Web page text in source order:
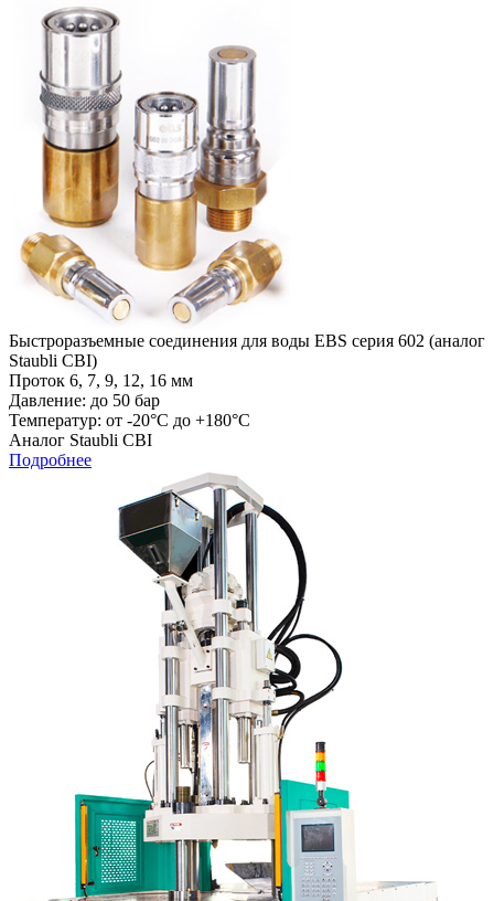
Быстроразъемные соединения для воды EBS cерия 602 (аналог
Staubli CBI)
Проток 6, 7, 9, 12, 16 мм
Давление: до 50 бар
Температур: от -20°C до +180°C
Аналог Staubli CBI
Подробнее